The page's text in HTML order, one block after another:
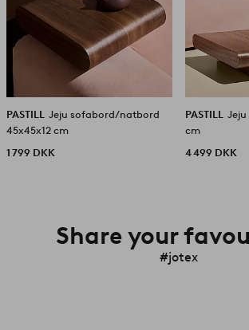
PASTILL Jeju sofabord/natbord
45x45x12 cm
1 799 DKK
PASTILL
cm
4 499 DKK
Share your
#jotex